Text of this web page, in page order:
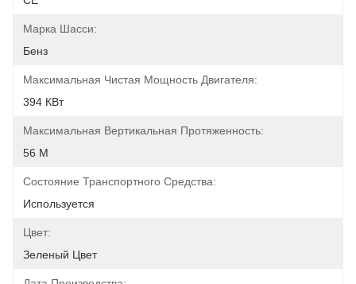
Марка Шасси:
Бенз
Максимальная Чистая Мощность Двигателя:
394 КВт
Максимальная Вертикальная Протяженность:
56 M
Состояние Транспортного Средства:
Используется
Цвет:
Зеленый Цвет